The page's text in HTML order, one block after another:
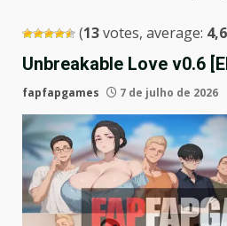
(13votes, average:
Unbreakable Love v0.6
fapfapgames 7 de julho de 2026